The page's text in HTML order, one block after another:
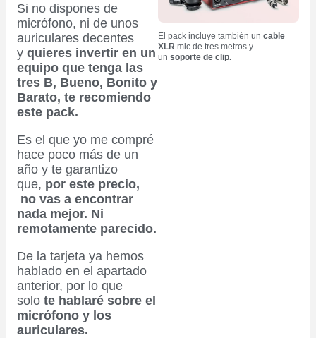
El pack incluye también un cable
XLR mic de tres metros y
un soporte de clip.
Si no dispones de
micrófono, ni de unos
auriculares decentes
y quieres invertir en un
equipo que tenga las
tres B, Bueno, Bonito y
Barato, te recomiendo
este pack.
Es el que yo me compré
hace poco más de un
año y te garantizo
que, por este precio,
no vas a encontrar
nada mejor. Ni
remotamente parecido.
De la tarjeta ya hemos
hablado en el apartado
anterior, por lo que
solo te hablaré sobre el
micrófono y los
auriculares.